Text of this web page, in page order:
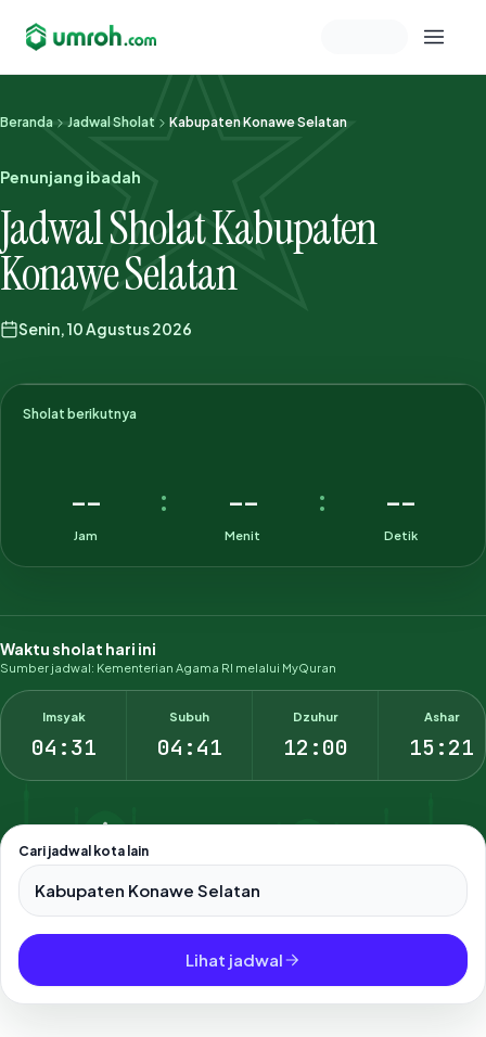
Memeriksa sesi akun
Beranda Jadwal Sholat Kabupaten Konawe Selatan
Penunjang ibadah
Jadwal Sholat Kabupaten
Konawe Selatan
Senin, 10 Agustus 2026
Sholat berikutnya
--
Jam
: --
Menit
: --
Detik
Waktu sholat hari ini
Sumber jadwal: Kementerian Agama RI melalui MyQuran
Imsyak
04:31
Subuh
04:41
Dzuhur
12:00
Ashar
15:21
Cari jadwal kota lain
Pilih salah satu dari 500+ kota dan kabupaten di Indonesia.
Lihat jadwal